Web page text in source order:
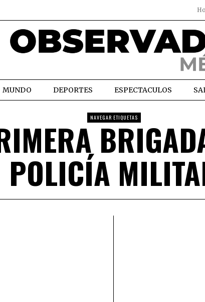
MUNDO DEPORTES ESPECTACULOS
NAVEGAR ETIQUETAS
POLICÍA